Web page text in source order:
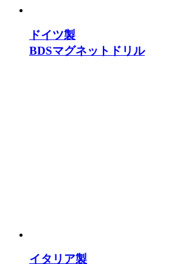
ドイツ製
BDSマグネットドリル
イタリア製